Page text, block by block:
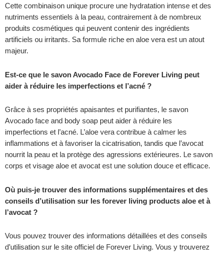
Cette combinaison unique procure une hydratation intense et des
nutriments essentiels à la peau, contrairement à de nombreux
produits cosmétiques qui peuvent contenir des ingrédients
artificiels ou irritants. Sa formule riche en aloe vera est un atout
majeur.
Est-ce que le savon Avocado Face de Forever Living peut
aider à réduire les imperfections et l’acné ?
Grâce à ses propriétés apaisantes et purifiantes, le savon
Avocado face and body soap peut aider à réduire les
imperfections et l’acné. L’aloe vera contribue à calmer les
inflammations et à favoriser la cicatrisation, tandis que l’avocat
nourrit la peau et la protège des agressions extérieures. Le savon
corps et visage aloe et avocat est une solution douce et efficace.
Où puis-je trouver des informations supplémentaires et des
conseils d’utilisation sur les forever living products aloe et à
l’avocat ?
Vous pouvez trouver des informations détaillées et des conseils
d’utilisation sur le site officiel de Forever Living. Vous y trouverez